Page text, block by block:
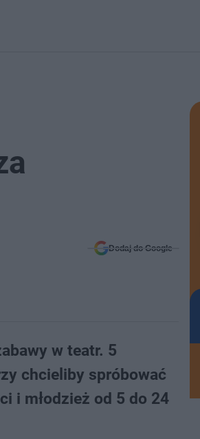
Dodaj do Google
w teatr. 5
chcieliby spróbować
i młodzież od 5 do 24